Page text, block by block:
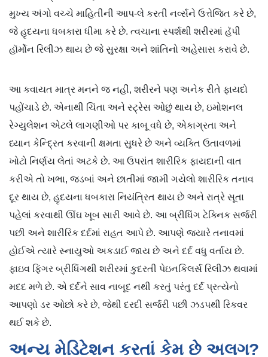
મુખ્ય અંગો વચ્ચે માહિતીની આપ-લે કરતી નર્વ્સને ઉત્તેજિત કરે છે,
જે હૃદયના ધબકારા ધીમા કરે છે. ત્વચાના સ્પર્શથી શરીરમાં હૅપી
હૉર્મોન રિલીઝ થાય છે જે સુરક્ષા અને શાંતિનો અહેસાસ કરાવે છે.
આ કવાયત માત્ર મનને જ નહીં, શરીરને પણ અનેક રીતે ફાયદો
પહોંચાડે છે. એનાથી ચિંતા અને સ્ટ્રેસ ઓછું થાય છે, ઇમોશનલ
રેગ્યુલેશન એટલે લાગણીઓ પર કાબૂ વધે છે, એકાગ્રતા અને
ધ્યાન કેન્દ્રિત કરવાની ક્ષમતા સુધરે છે અને વ્યક્તિ ઉતાવળમાં
ખોટો નિર્ણય લેતાં અટકે છે. આ ઉપરાંત શારીરિક ફાયદાની વાત
કરીએ તો ખભા, જડબાં અને છાતીમાં જામી ગયેલો શારીરિક તનાવ
દૂર થાય છે, હૃદયના ધબકારા નિયંત્રિત થાય છે અને રાત્રે સૂતા
પહેલાં કરવાથી ઊંઘ ખૂબ સારી આવે છે. આ બ્રીધિંગ ટેક્નિક સર્જરી
પછી અને શારીરિક દર્દમાં રાહત આપે છે. આપણે જ્યારે તનાવમાં
હોઈએ ત્યારે સ્નાયુઓ અકડાઈ જાય છે અને દર્દ વધુ વર્તાય છે.
ફાઇવ ફિંગર બ્રીધિંગથી શરીરમાં કુદરતી પેઇનકિલર્સ રિલીઝ થવામાં
મદદ મળે છે. એ દર્દને સાવ નાબૂદ નથી કરતું પરંતુ દર્દ પ્રત્યેનો
આપણો ડર ઓછો કરે છે, જેથી દરદી સર્જરી પછી ઝડપથી રિકવર
થઈ શકે છે.
અન્ય મેડિટેશન કરતાં કેમ છે અલગ?